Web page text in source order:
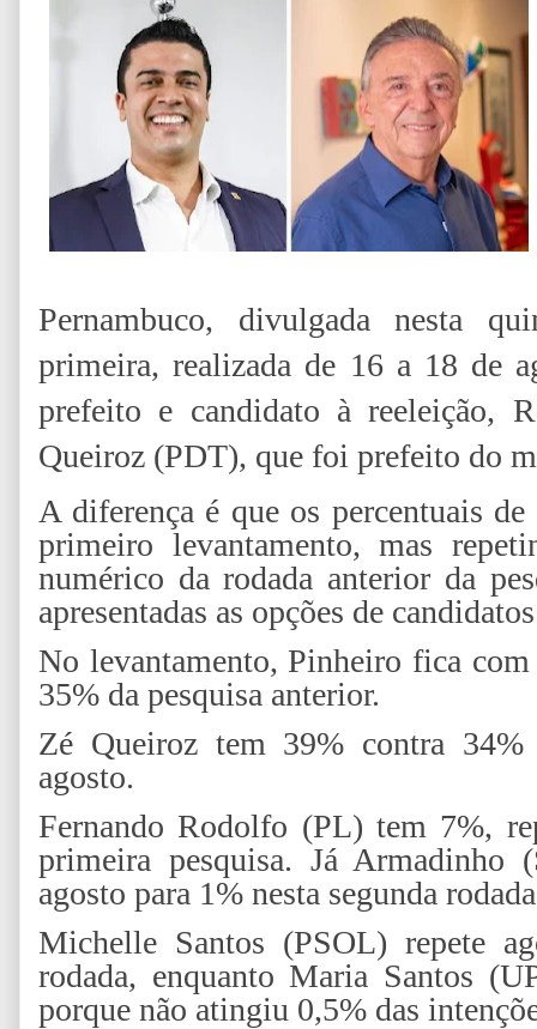
Pernambuco, divulgada nesta
primeira, realizada de 16 a 18 de
prefeito e candidato à reeleição,
Queiroz (PDT), que foi prefeito do
A diferença é que os percentuais
primeiro levantamento, mas
numérico da rodada anterior da
apresentadas as opções de
No levantamento, Pinheiro fica
35% da pesquisa anterior.
Zé Queiroz tem 39% contra 34%
agosto.
Fernando Rodolfo (PL) tem 7%,
primeira pesquisa. Já Armadinho
agosto para 1% nesta segunda
Michelle Santos (PSOL) repete
rodada, enquanto Maria Santos
porque não atingiu 0,5% das